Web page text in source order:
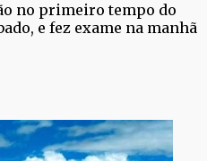
no primeiro tempo do
e fez exame na manhã